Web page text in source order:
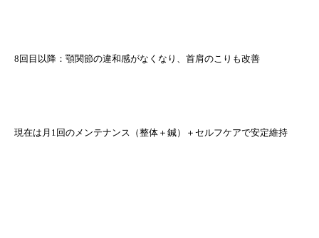
8回目以降：顎関節の違和感がなくなり、首肩のこりも改善
現在は月1回のメンテナンス（整体＋鍼）＋セルフケアで安定維持